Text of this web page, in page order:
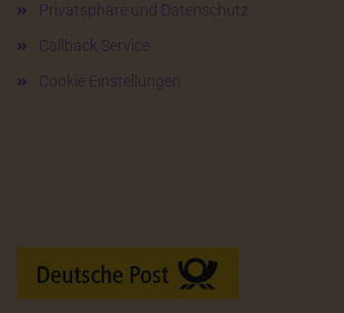
Privatsphäre und Datenschutz
Callback Service
Cookie Einstellungen